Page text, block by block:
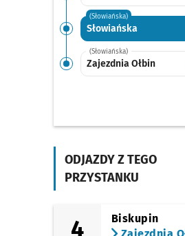
(Słowiańska)
Słowiańska
(Słowiańska)
Zajezdnia Ołbin
ODJAZDY Z TEGO
PRZYSTANKU
4
Biskupin